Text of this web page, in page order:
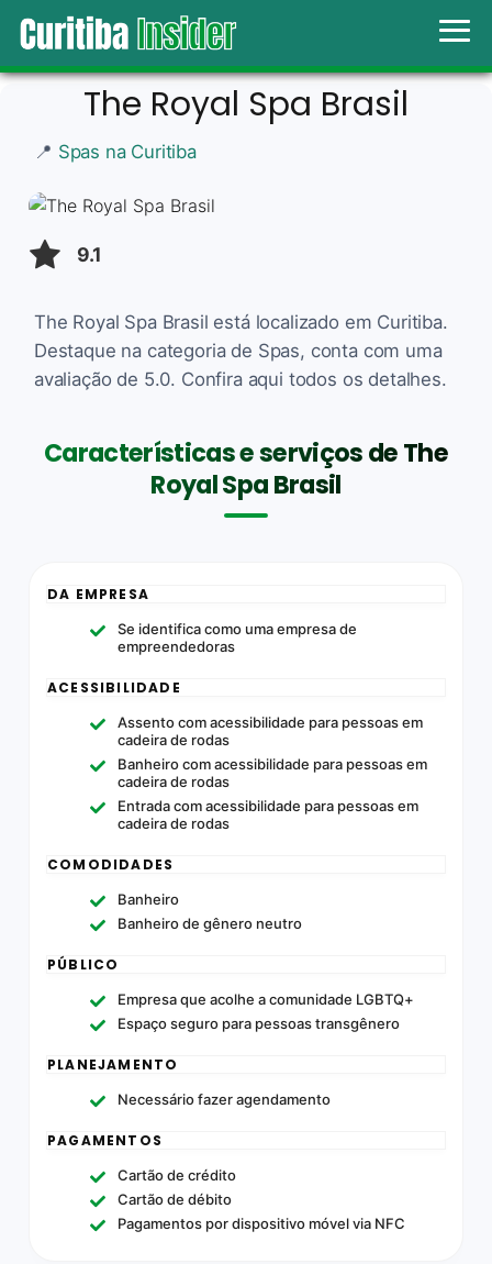
The Royal Spa Brasil
📍 Spas na Curitiba
9.1
The Royal Spa Brasil está localizado em Curitiba.
Destaque na categoria de Spas, conta com uma
avaliação de 5.0. Confira aqui todos os detalhes.
Características e serviços de The
Royal Spa Brasil
DA EMPRESA
Se identifica como uma empresa de
empreendedoras
ACESSIBILIDADE
Assento com acessibilidade para pessoas em
cadeira de rodas
Banheiro com acessibilidade para pessoas em
cadeira de rodas
Entrada com acessibilidade para pessoas em
cadeira de rodas
COMODIDADES
Banheiro
Banheiro de gênero neutro
PÚBLICO
Empresa que acolhe a comunidade LGBTQ+
Espaço seguro para pessoas transgênero
PLANEJAMENTO
Necessário fazer agendamento
PAGAMENTOS
Cartão de crédito
Cartão de débito
Pagamentos por dispositivo móvel via NFC